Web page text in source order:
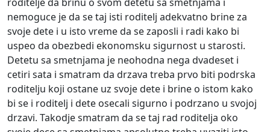
nemoguce je da se taj isti roditelj adekvatno brine za
svoje dete i u isto vreme da se zaposli i radi kako bi
uspeo da obezbedi ekonomsku sigurnost u starosti.
Detetu sa smetnjama je neohodna nega dvadeset i
cetiri sata i smatram da drzava treba prvo biti podrska
roditelju koji ostane uz svoje dete i brine o istom kako
bi se i roditelj i dete osecali sigurno i podrzano u svojoj
drzavi. Takodje smatram da se taj rad roditelja oko